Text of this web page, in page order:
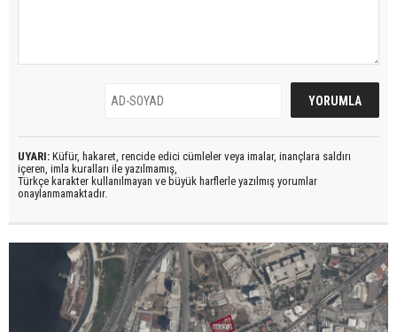
UYARI: Küfür, hakaret, rencide edici cümleler veya imalar, inançlara saldırı
içeren, imla kuralları ile yazılmamış,
Türkçe karakter kullanılmayan ve büyük harflerle yazılmış yorumlar
onaylanmamaktadır.